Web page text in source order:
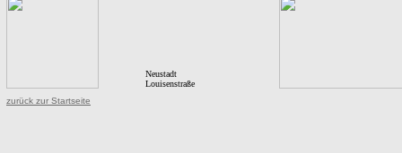
Neustadt
Louisenstraße
zurück zur Startseite